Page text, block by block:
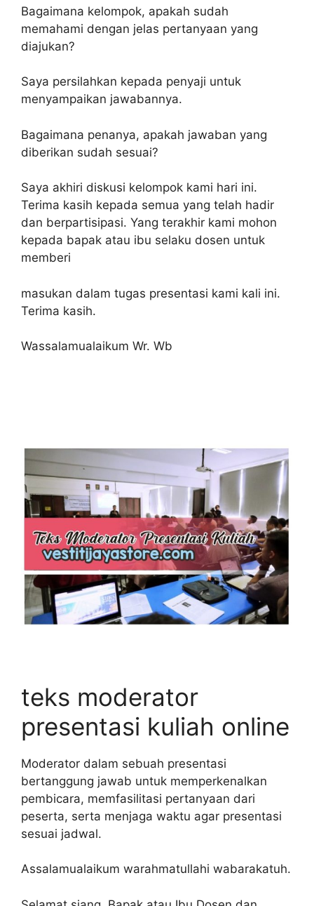
Bagaimana kelompok, apakah sudah
memahami dengan jelas pertanyaan yang
diajukan?
Saya persilahkan kepada penyaji untuk
menyampaikan jawabannya.
Bagaimana penanya, apakah jawaban yang
diberikan sudah sesuai?
Saya akhiri diskusi kelompok kami hari ini.
Terima kasih kepada semua yang telah hadir
dan berpartisipasi. Yang terakhir kami mohon
kepada bapak atau ibu selaku dosen untuk
memberi
masukan dalam tugas presentasi kami kali ini.
Terima kasih.
Wassalamualaikum Wr. Wb
teks moderator
presentasi kuliah online
Moderator dalam sebuah presentasi
bertanggung jawab untuk memperkenalkan
pembicara, memfasilitasi pertanyaan dari
peserta, serta menjaga waktu agar presentasi
sesuai jadwal.
Assalamualaikum warahmatullahi wabarakatuh.